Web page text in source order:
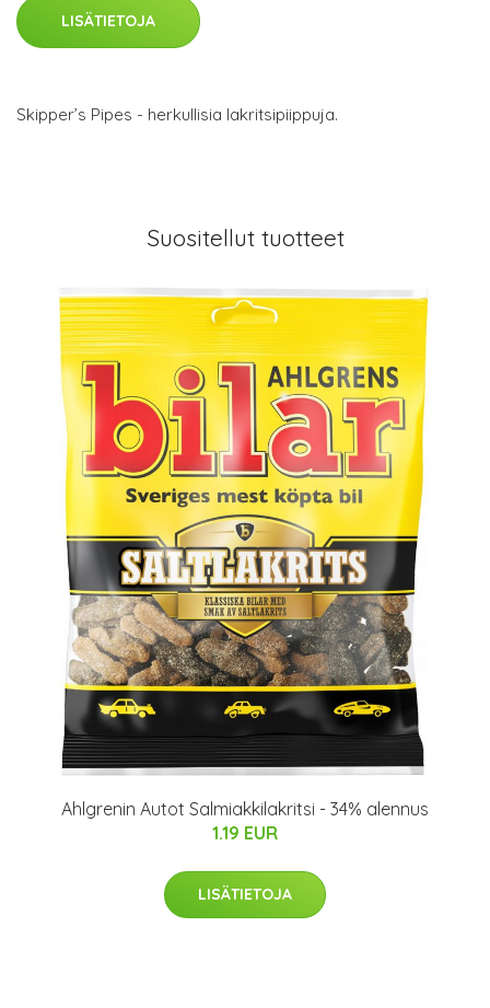
LISÄTIETOJA
Skipper’s Pipes - herkullisia lakritsipiippuja.
Suositellut tuotteet
Ahlgrenin Autot Salmiakkilakritsi - 34% alennus
1.19 EUR
LISÄTIETOJA